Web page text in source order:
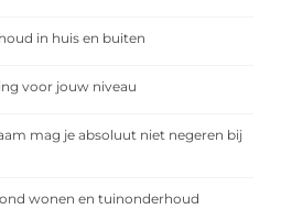
in huis en buiten
voor jouw niveau
mag je absoluut niet negeren bij
wonen en tuinonderhoud